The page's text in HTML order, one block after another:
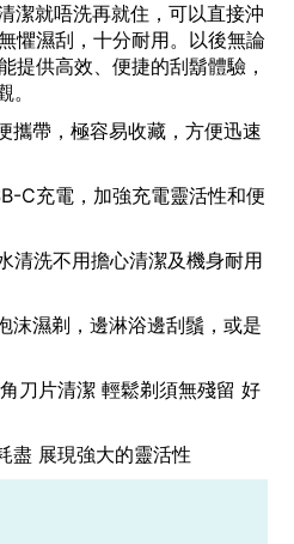
潔就唔洗再就住，可以直接沖
懼濕刮，十分耐用。以後無論
提供高效、便捷的刮鬍體驗，
攜帶，極容易收藏，方便迅速
C充電，加強充電靈活性和便
清洗不用擔心清潔及機身耐用
沫濕剃，邊淋浴邊刮鬚，或是
刀片清潔 輕鬆剃須無殘留 好
盡 展現強大的靈活性